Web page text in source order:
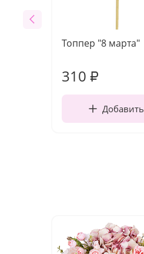
Топпер "8 марта"
310 ₽
Добавить